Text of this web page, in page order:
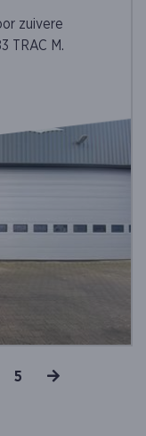
zuivere
TRAC M.
5 Volgende